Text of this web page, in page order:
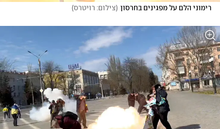
רימוני הלם על מפגינים בחרסון (צילום: רויטרס)